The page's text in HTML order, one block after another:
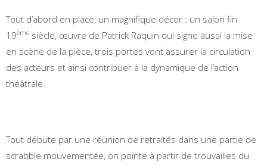
Tout d’abord en place, un magnifique décor : un salon fin
19ème siècle, œuvre de Patrick Raquin qui signe aussi la mise
en scène de la pièce, trois portes vont assurer la circulation
des acteurs et ainsi contribuer à la dynamique de l’action
théâtrale.
Tout débute par une réunion de retraités dans une partie de
scrabble mouvementée, on pointe à partir de trouvailles du